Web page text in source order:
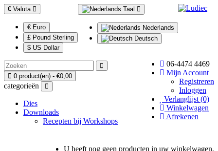
€ Valuta
€ Euro
£ Pound Sterling
$ US Dollar
Taal
Nederlands
Deutsch
06-4474 4469
Mijn Account
Registreren
Inloggen
Verlanglijst (0)
Winkelwagen
Afrekenen
0 product(en) - €0,00
U heeft nog geen producten in uw winkelwagen.
categorieën
Dies
Downloads
Recepten bij Workshops